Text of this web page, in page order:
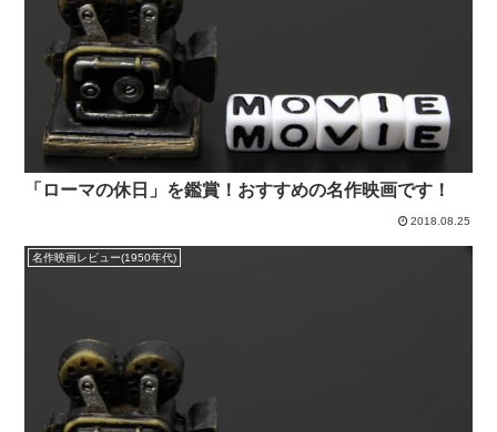
「ローマの休日」を鑑賞！おすすめの名作映画です！
2018.08.25
名作映画レビュー(1950年代)